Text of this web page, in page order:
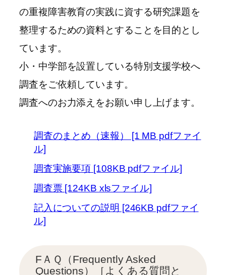
の重複障害教育の実践に資する研究課題を
整理するための資料とすることを目的とし
ています。
小・中学部を設置している特別支援学校へ
調査をご依頼しています。
調査へのお力添えをお願い申し上げます。
調査のまとめ（速報） [1 MB pdfファイ
ル]
調査実施要項 [108KB pdfファイル]
調査票 [124KB xlsファイル]
記入についての説明 [246KB pdfファイ
ル]
FＡＱ（Frequently Asked
Questions）［よくある質問と